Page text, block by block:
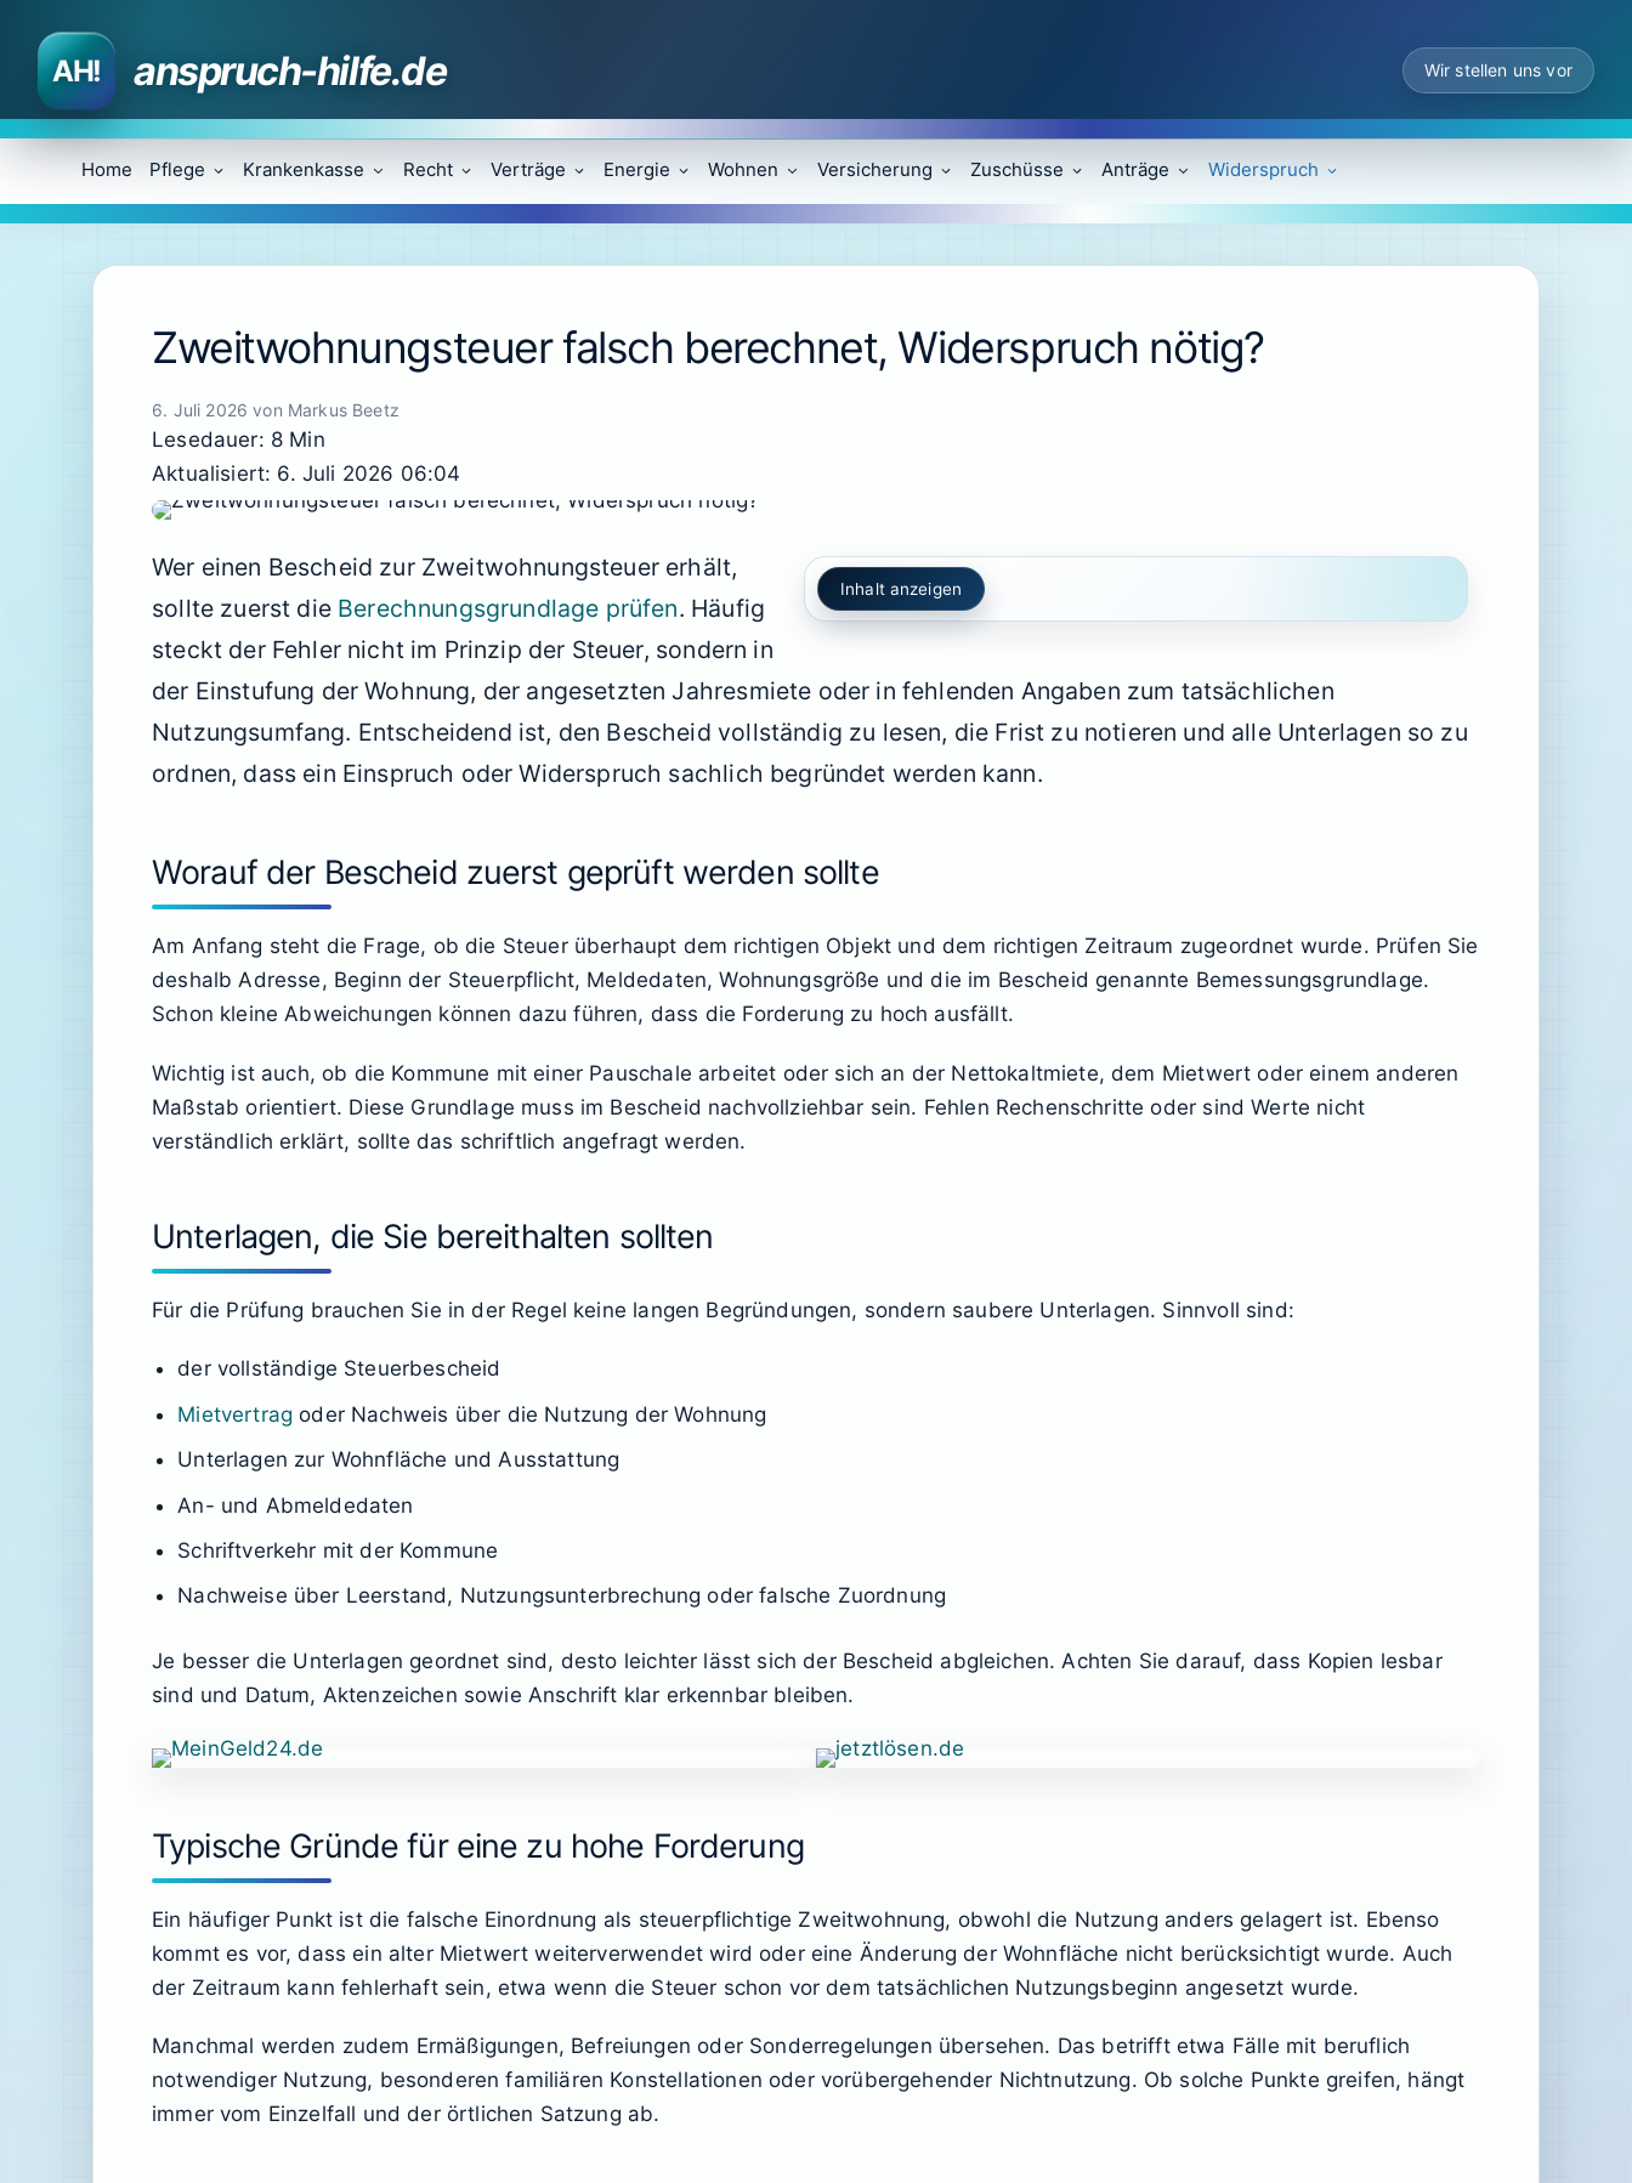
Inhalt
springen
anspruch-hilfe.de Wir stellen uns vor
Home Pflege Krankenkasse Recht Verträge Energie Wohnen Versicherung Zuschüsse Anträge Widerspruch
Zweitwohnungsteuer falsch berechnet, Widerspruch nötig?
6. Juli 2026 von Markus Beetz
Lesedauer: 8 Min
Aktualisiert: 6. Juli 2026 06:04
Inhalt anzeigen
Wer einen Bescheid zur Zweitwohnungsteuer erhält,
sollte zuerst die Berechnungsgrundlage prüfen. Häufig
steckt der Fehler nicht im Prinzip der Steuer, sondern in
der Einstufung der Wohnung, der angesetzten Jahresmiete oder in fehlenden Angaben zum tatsächlichen
Nutzungsumfang. Entscheidend ist, den Bescheid vollständig zu lesen, die Frist zu notieren und alle Unterlagen so zu
ordnen, dass ein Einspruch oder Widerspruch sachlich begründet werden kann.
Worauf der Bescheid zuerst geprüft werden sollte
Am Anfang steht die Frage, ob die Steuer überhaupt dem richtigen Objekt und dem richtigen Zeitraum zugeordnet wurde. Prüfen Sie
deshalb Adresse, Beginn der Steuerpflicht, Meldedaten, Wohnungsgröße und die im Bescheid genannte Bemessungsgrundlage.
Schon kleine Abweichungen können dazu führen, dass die Forderung zu hoch ausfällt.
Wichtig ist auch, ob die Kommune mit einer Pauschale arbeitet oder sich an der Nettokaltmiete, dem Mietwert oder einem anderen
Maßstab orientiert. Diese Grundlage muss im Bescheid nachvollziehbar sein. Fehlen Rechenschritte oder sind Werte nicht
verständlich erklärt, sollte das schriftlich angefragt werden.
Unterlagen, die Sie bereithalten sollten
Für die Prüfung brauchen Sie in der Regel keine langen Begründungen, sondern saubere Unterlagen. Sinnvoll sind:
der vollständige Steuerbescheid
Mietvertrag oder Nachweis über die Nutzung der Wohnung
Unterlagen zur Wohnfläche und Ausstattung
An- und Abmeldedaten
Schriftverkehr mit der Kommune
Nachweise über Leerstand, Nutzungsunterbrechung oder falsche Zuordnung
Je besser die Unterlagen geordnet sind, desto leichter lässt sich der Bescheid abgleichen. Achten Sie darauf, dass Kopien lesbar
sind und Datum, Aktenzeichen sowie Anschrift klar erkennbar bleiben.
Typische Gründe für eine zu hohe Forderung
Ein häufiger Punkt ist die falsche Einordnung als steuerpflichtige Zweitwohnung, obwohl die Nutzung anders gelagert ist. Ebenso
kommt es vor, dass ein alter Mietwert weiterverwendet wird oder eine Änderung der Wohnfläche nicht berücksichtigt wurde. Auch
der Zeitraum kann fehlerhaft sein, etwa wenn die Steuer schon vor dem tatsächlichen Nutzungsbeginn angesetzt wurde.
Manchmal werden zudem Ermäßigungen, Befreiungen oder Sonderregelungen übersehen. Das betrifft etwa Fälle mit beruflich
notwendiger Nutzung, besonderen familiären Konstellationen oder vorübergehender Nichtnutzung. Ob solche Punkte greifen, hängt
immer vom Einzelfall und der örtlichen Satzung ab.